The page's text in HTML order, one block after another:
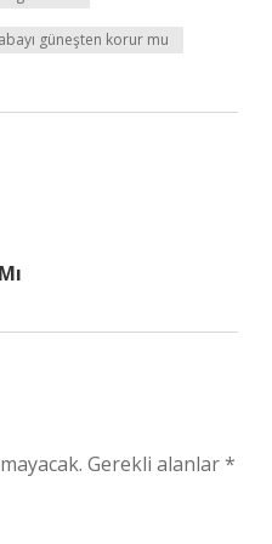
güneşten korur mu
Gerekli alanlar*